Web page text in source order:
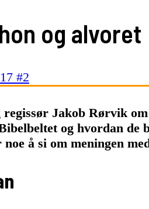
og alvoret
#2
Jakob Rørvik
og hvordan
å si om meningen